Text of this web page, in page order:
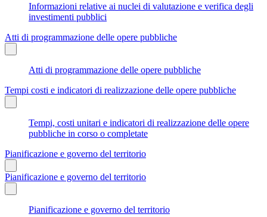
Informazioni relative ai nuclei di valutazione e verifica degli
investimenti pubblici
Atti di programmazione delle opere pubbliche
Atti di programmazione delle opere pubbliche
Tempi costi e indicatori di realizzazione delle opere pubbliche
Tempi, costi unitari e indicatori di realizzazione delle opere
pubbliche in corso o completate
Pianificazione e governo del territorio
Pianificazione e governo del territorio
Pianificazione e governo del territorio